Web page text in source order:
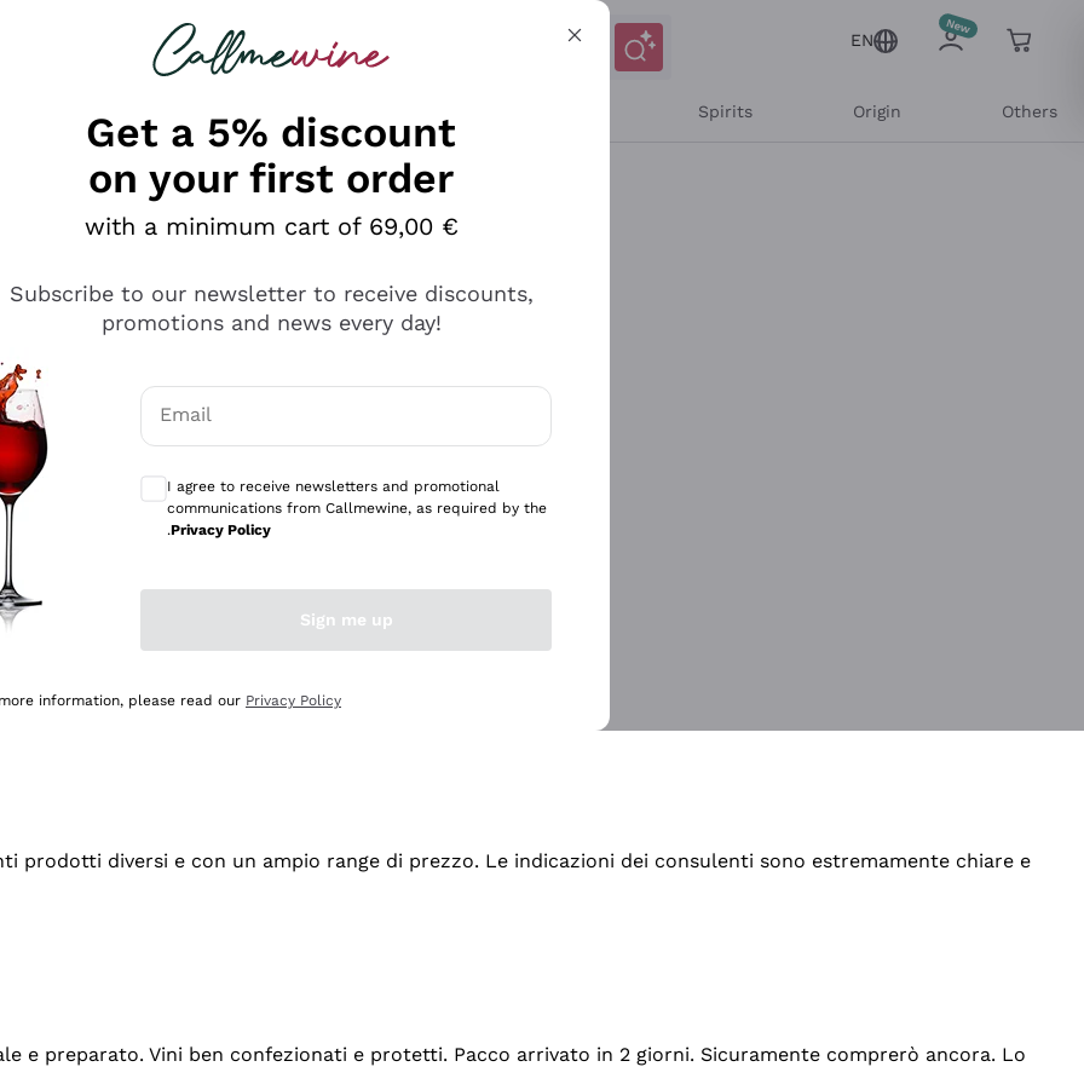
looking for
EN
Spirits Origin Others
professionalità
diversi e con un ampio range di prezzo. Le indicazioni dei consulenti sono estremamente chiare e
e preparato. Vini ben confezionati e protetti. Pacco arrivato in 2 giorni. Sicuramente comprerò ancora. Lo
Get a 5% discount
on your first order
with a minimum cart of 69,00 €
Subscribe to our newsletter to receive discounts,
promotions and news every day!
Email
I agree to receive newsletters and promotional
communications from Callmewine, as required by the
.Privacy Policy
Sign me up
information, please read our Privacy Policy